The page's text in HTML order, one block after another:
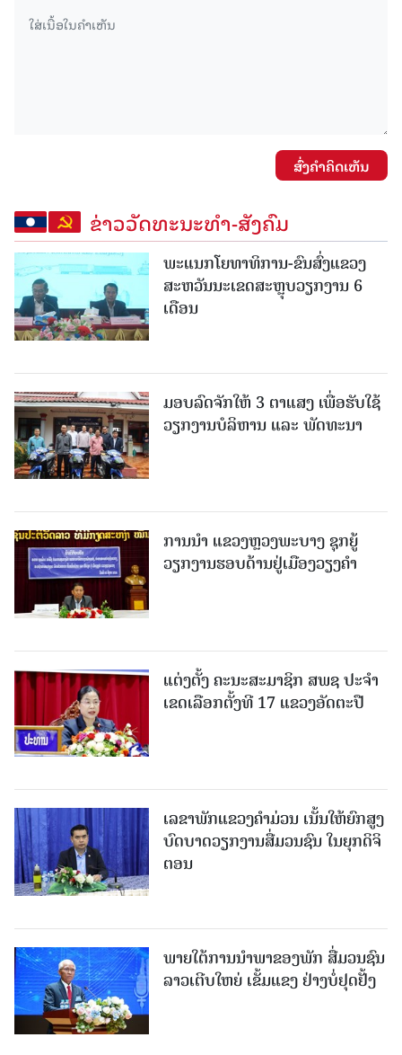
ສົ່ງຄໍາຄິດເຫັນ
ຂ່າວວັດທະນະທຳ-ສັງຄົມ
ພະແນກໂຍທາທິການ-ຂົນສົ່ງແຂວງ
ສະຫວັນນະເຂດສະຫຼຸບວຽກງານ 6
ເດືອນ
ມອບລົດຈັກໃຫ້ 3 ຕາແສງ ເພື່ອຮັບໃຊ້
ວຽກງານບໍລິຫານ ແລະ ພັດທະນາ
ການນຳ ແຂວງຫຼວງພະບາງ ຊຸກຍູ້
ວຽກງານຮອບດ້ານຢູ່ເມືອງວຽງຄໍາ
ແຕ່ງຕັ້ງ ຄະນະສະມາຊິກ ສພຊ ປະຈຳ
ເຂດເລືອກຕັ້ງທີ 17 ແຂວງອັດຕະປື
ເລຂາພັກແຂວງຄໍາມ່ວນ ເນັ້ນໃຫ້ຍົກສູງ
ບົດບາດວຽກງານສື່ມວນຊົນ ໃນຍຸກດິຈິ
ຕອນ
ພາຍໃຕ້ການນໍາພາຂອງພັກ ສື່ມວນຊົນ
ລາວເຕີບໃຫຍ່ ເຂັ້ມແຂງ ຢ່າງບໍ່ຢຸດຢັ້ງ